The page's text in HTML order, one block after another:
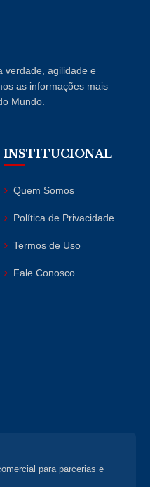
verdade, agilidade e
as informações mais
Mundo.
INSTITUCIONAL
Quem Somos
Política de Privacidade
Termos de Uso
Fale Conosco
para parcerias e